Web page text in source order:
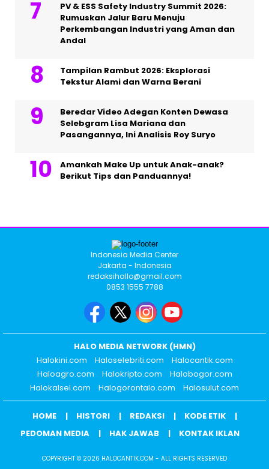
PV & ESS Safety Industry Summit 2026:
Rumuskan Jalur Baru Menuju
Perkembangan Industri yang Aman dan
Andal
Tampilan Rambut 2026: Eksplorasi
Tekstur Alami dan Warna Berani
Beredar Video Adegan Konten Dewasa
Selebgram Lisa Mariana dan
Pasangannya, Ini Analisis Roy Suryo
Amankah Make Up untuk Anak-anak?
Berikut Tips dan Panduannya!
Indonesia Media Center
Jakarta - Indonesia
redaksihallo@gmail.com
0853 1555 7788
HALO MEDIA NETWORK (HMN)
Halokini.com
Haloselebriti.com
Halocantik.com
Haloagro.com
Halokripto.com
Halobogor.com
Halokalsel.com
Halogorontalo.com Halosulut.com
HOME HISTORI REDAKSI
KODE ETIK
PEDOMAN MEDIA
HAK JAWAB KONTAK IKLAN
COPYRIGHT © 2026 HALOCANTIK.COM - ALL RIGHTS RESERVED